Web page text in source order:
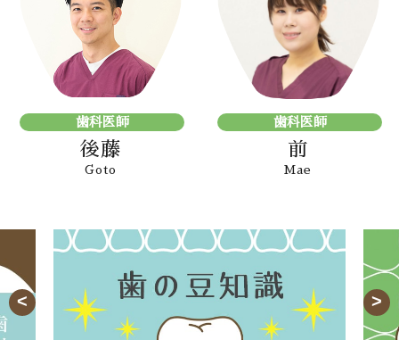
歯科医師
後藤
Goto
歯科医師
前
Mae